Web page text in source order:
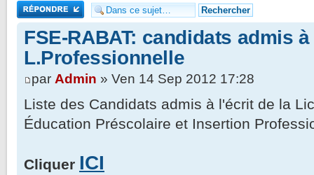
Répondre
FSE-RABAT: candidats admis
L.Professionnelle
par Admin » Ven 14 Sep 2012 17:28
Liste des Candidats admis à l'écrit de la
Éducation Préscolaire et Insertion
Cliquer ICI